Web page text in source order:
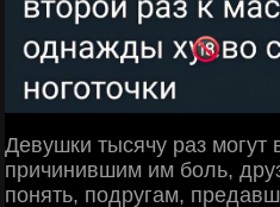
Девушки тысячу раз могут
причинившим им боль,
понять, подругам,